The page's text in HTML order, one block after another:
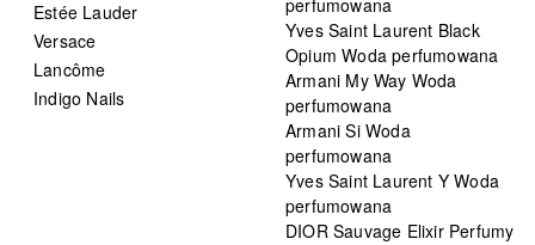
Estée Lauder
Versace
Lancôme
Indigo Nails
Yves Saint Laurent Black
Opium Woda perfumowana
Armani My Way Woda
perfumowana
Armani Si Woda
perfumowana
Yves Saint Laurent Y Woda
perfumowana
DIOR Sauvage Elixir Perfumy